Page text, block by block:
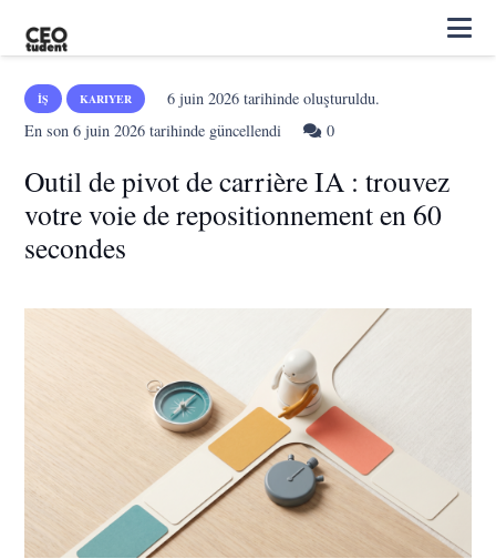
İŞ KARIYER 6 juin 2026tarihinde oluşturuldu.
En son6 juin 2026 tarihinde güncellendi 0
Outil de pivot de carrière IA : trouvez
votre voie de repositionnement en 60
secondes